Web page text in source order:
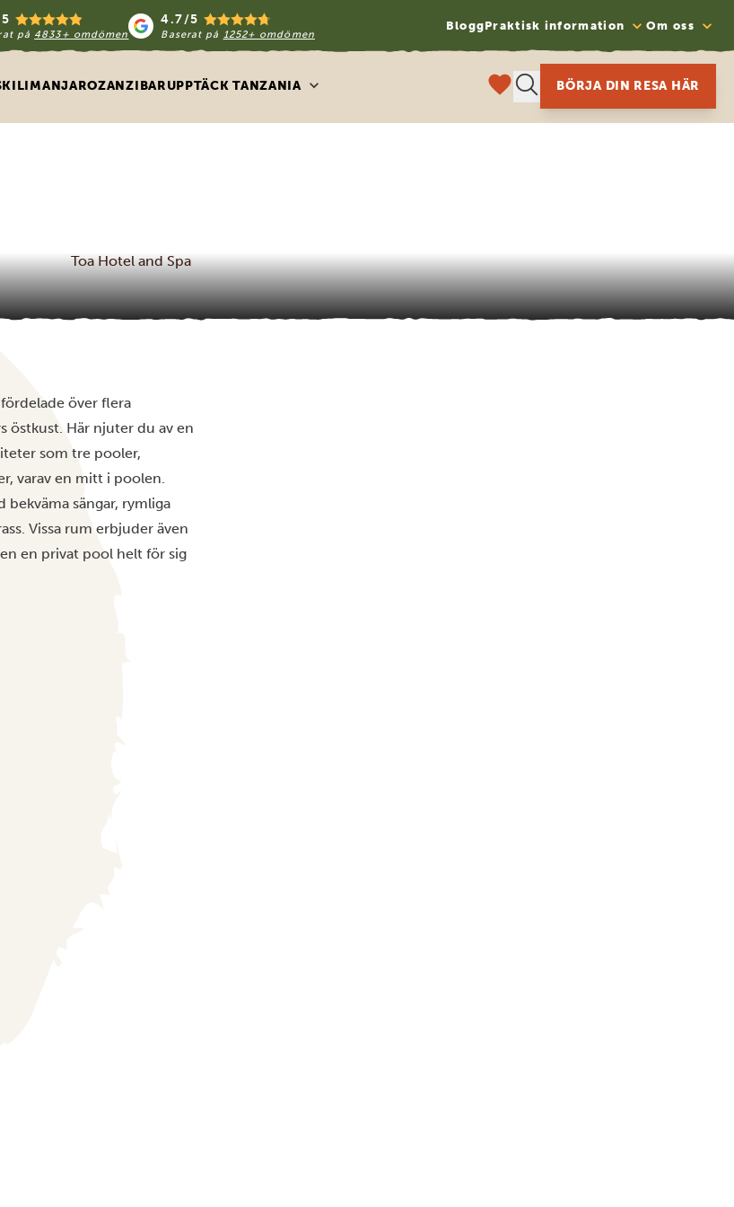
på 4833+ omdömen
4.7/5
Baserat på 1252+ omdömen
BloggPraktisk information Om oss
KILIMANJAROZANZIBARUPPTÄCK TANZANIA BÖRJA DIN RESA HÄR
Toa Hotel and Spa
över flera
östkust. Här njuter du av en
som tre pooler,
varav en mitt i poolen.
sängar, rymliga
Vissa rum erbjuder även
en privat pool helt för sig